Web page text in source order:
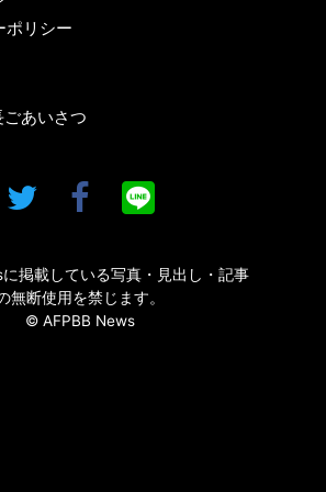
ポリシー
あいさつ
掲載している写真・見出し・記事
無断使用を禁じます。
© AFPBB News